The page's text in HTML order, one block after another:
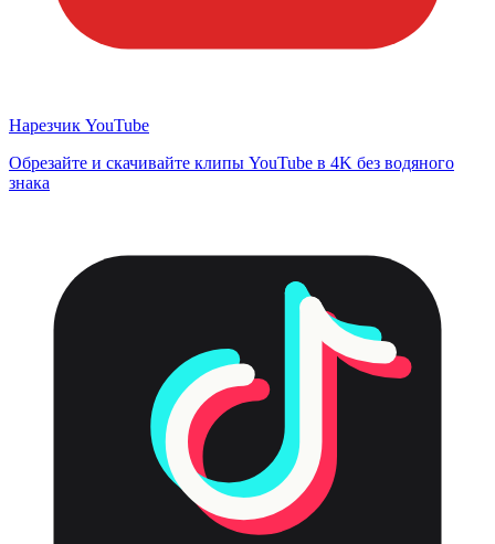
Нарезчик YouTube
Обрезайте и скачивайте клипы YouTube в 4K без водяного
знака